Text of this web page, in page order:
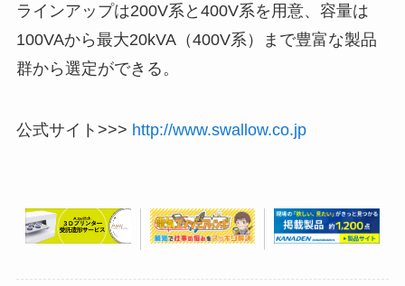
ラインアップは200V系と400V系を用意、容量は
100VAから最大20kVA（400V系）まで豊富な製品
群から選定ができる。
公式サイト>>> http://www.swallow.co.jp